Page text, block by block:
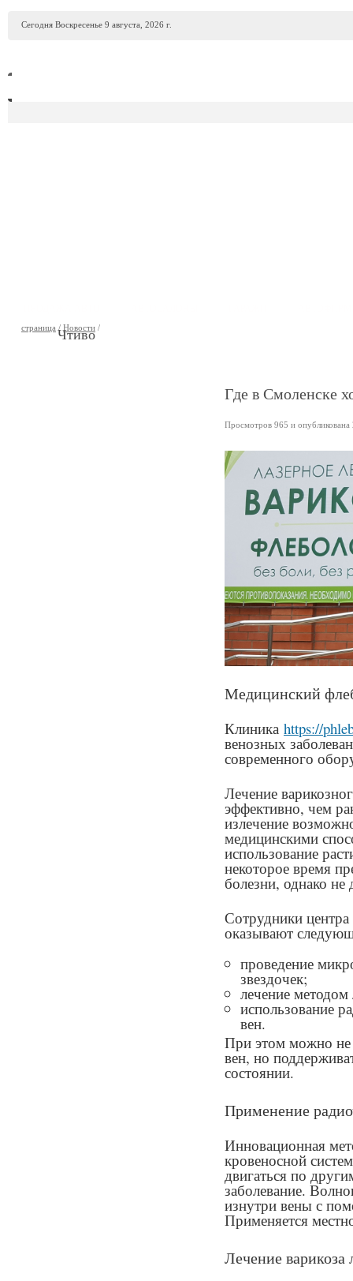
Сегодня Воскресенье 9 августа, 2026 г.
страница / Новости /
Чтиво
Где в Смоленске
Просмотров 965 и опубликована
Медицинский
Клиника https://
венозных
современного
Лечение
эффективно, чем
излечение
медицинскими
использование
некоторое время
болезни, однако не
Сотрудники центра
оказывают
проведение
звездочек;
лечение методом
использование
вен.
При этом можно не
вен, но
состоянии.
Применение
Инновационная
кровеносной
двигаться по
заболевание.
изнутри вены с
Применяется
Лечение варикоза